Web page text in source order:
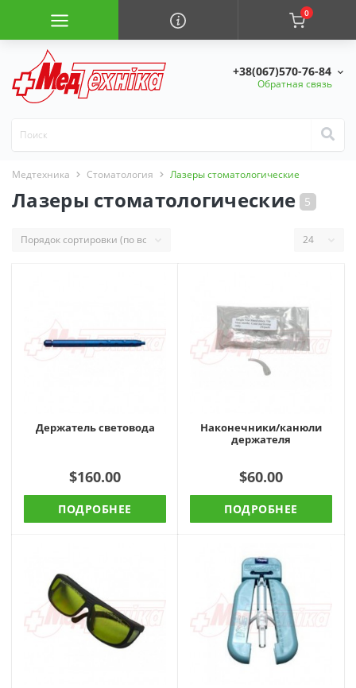
0
+38(067)570-76-84
Обратная связь
Медтехника Стоматология Лазеры стоматологические
Лазеры стоматологические
Держатель световода
$160.00
ПОДРОБНЕЕ
Наконечники/канюли
держателя
$60.00
ПОДРОБНЕЕ